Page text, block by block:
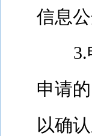
信息
3.
申请
以确